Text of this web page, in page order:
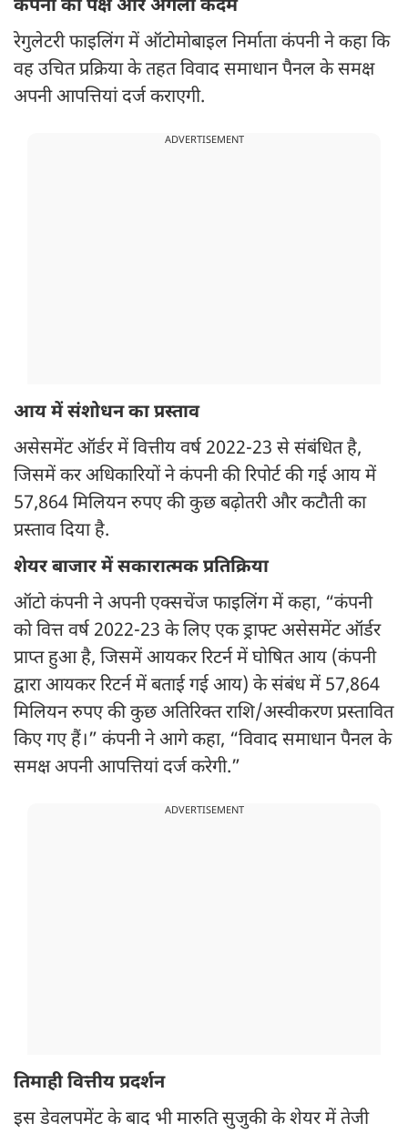
कंपनी का पक्ष और अगला कदम
रेगुलेटरी फाइलिंग में ऑटोमोबाइल निर्माता कंपनी ने कहा कि
वह उचित प्रक्रिया के तहत विवाद समाधान पैनल के समक्ष
अपनी आपत्तियां दर्ज कराएगी.
ADVERTISEMENT
आय में संशोधन का प्रस्ताव
असेसमेंट ऑर्डर में वित्तीय वर्ष 2022-23 से संबंधित है,
जिसमें कर अधिकारियों ने कंपनी की रिपोर्ट की गई आय में
57,864 मिलियन रुपए की कुछ बढ़ोतरी और कटौती का
प्रस्ताव दिया है.
शेयर बाजार में सकारात्मक प्रतिक्रिया
ऑटो कंपनी ने अपनी एक्सचेंज फाइलिंग में कहा, “कंपनी
को वित्त वर्ष 2022-23 के लिए एक ड्राफ्ट असेसमेंट ऑर्डर
प्राप्त हुआ है, जिसमें आयकर रिटर्न में घोषित आय (कंपनी
द्वारा आयकर रिटर्न में बताई गई आय) के संबंध में 57,864
मिलियन रुपए की कुछ अतिरिक्त राशि/अस्वीकरण प्रस्तावित
किए गए हैं।” कंपनी ने आगे कहा, “विवाद समाधान पैनल के
समक्ष अपनी आपत्तियां दर्ज करेगी.”
ADVERTISEMENT
तिमाही वित्तीय प्रदर्शन
इस डेवलपमेंट के बाद भी मारुति सुजुकी के शेयर में तेजी